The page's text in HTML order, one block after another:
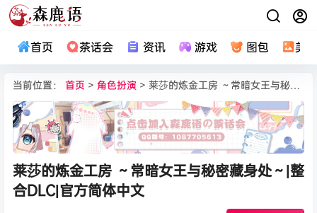
首页 茶话会 资讯 游戏 图包 美
当前位置： 首页 > 角色扮演 > 莱莎的炼金工房 ～常暗女王与秘密藏身处～|整合DLC|官方简体中文
莱莎的炼金工房 ～常暗女王与秘密藏身处～|整
合DLC|官方简体中文